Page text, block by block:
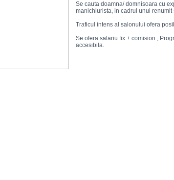
Se cauta doamna/ domnisoara cu
manichiurista, in cadrul unui
Traficul intens al salonului ofera
Se ofera salariu fix + comision ,
accesibila.